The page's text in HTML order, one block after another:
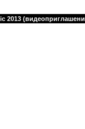
2013